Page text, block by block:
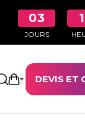
03
JOURS
Ouvrir le panier
DEVIS ET